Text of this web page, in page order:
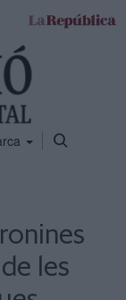
les